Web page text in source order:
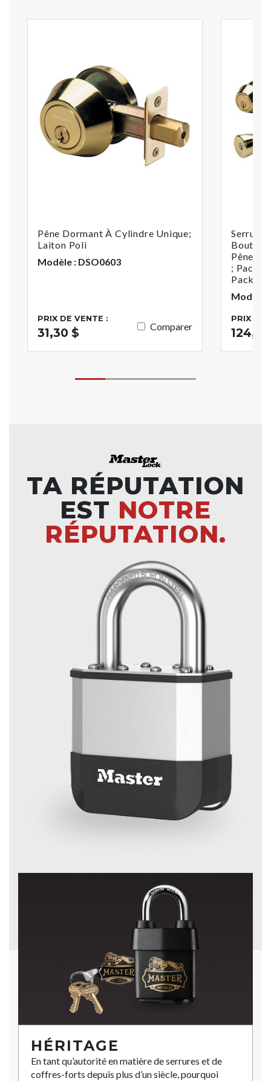
Pêne Dormant À Cylindre Unique;
Laiton Poli
Modèle : DSO0603
PRIX DE VENTE :
31,30 $ Comparer
Serrure
Bouton
Pêne
; Pack
Pack
Modèle
PRIX DE
TA RÉPUTATION
EST NOTRE
RÉPUTATION.
HÉRITAGE
En tant qu’autorité en matière de serrures et de
coffres-forts depuis plus d’un siècle, pourquoi